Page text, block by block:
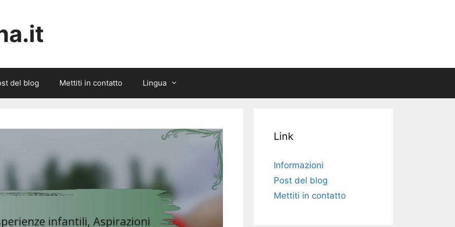
del blog Mettiti in contatto Lingua
Link
Informazioni
Post del blog
Mettiti in contatto